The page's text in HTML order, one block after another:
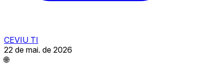
CEVIU TI
22 de mai. de 2026
🌐